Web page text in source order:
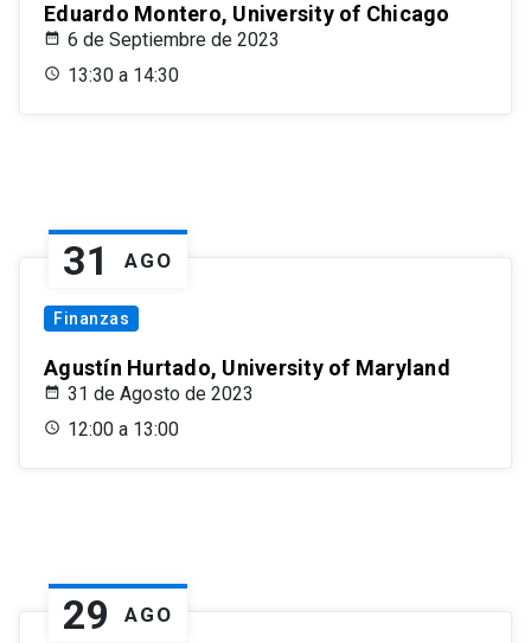
Eduardo Montero, University of Chicago
6 de Septiembre de 2023
13:30 a 14:30
31 AGO
Finanzas
Agustín Hurtado, University of Maryland
31 de Agosto de 2023
12:00 a 13:00
29 AGO